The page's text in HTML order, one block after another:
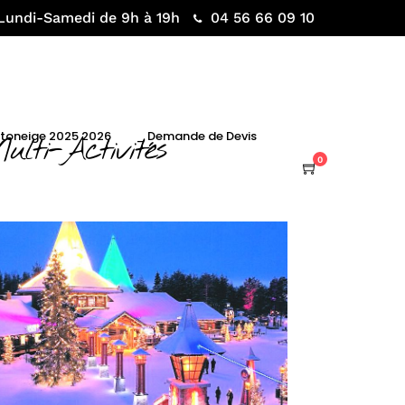
Samedi de 9h à 19h 04 56 66 09 10
2025 2026 _ Demande de Devis
0
Activités